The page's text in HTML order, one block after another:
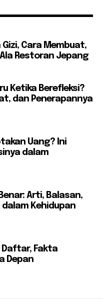
Cara Membuat,
Restoran Jepang
Ketika Berefleksi?
dan Penerapannya
Uang? Ini
dalam
Arti, Balasan,
Kehidupan
Daftar, Fakta
Depan